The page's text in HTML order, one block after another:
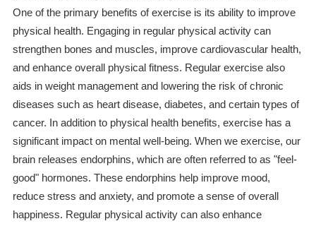
One of the primary benefits of exercise is its ability to improve
physical health. Engaging in regular physical activity can
strengthen bones and muscles, improve cardiovascular health,
and enhance overall physical fitness. Regular exercise also
aids in weight management and lowering the risk of chronic
diseases such as heart disease, diabetes, and certain types of
cancer. In addition to physical health benefits, exercise has a
significant impact on mental well-being. When we exercise, our
brain releases endorphins, which are often referred to as "feel-
good" hormones. These endorphins help improve mood,
reduce stress and anxiety, and promote a sense of overall
happiness. Regular physical activity can also enhance